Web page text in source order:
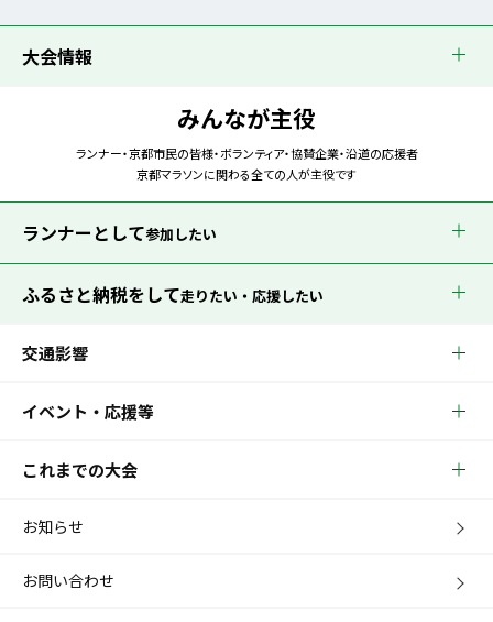
大会情報
みんなが主役
ランナー・京都市民の皆様・ボランティア・協賛企業・沿道の応援者
京都マラソンに関わる全ての人が主役です
ランナーとして参加したい
ふるさと納税をして走りたい・応援したい
交通影響
イベント・応援等
これまでの大会
お知らせ
お問い合わせ